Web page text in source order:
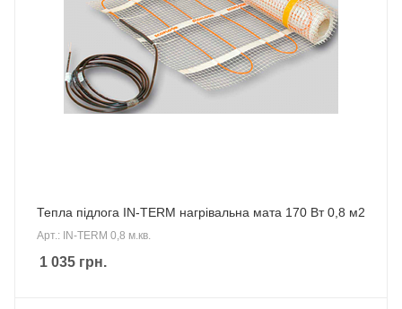
Тепла підлога IN-TERM нагрівальна мата 170 Вт 0,8 м2
Арт.: IN-TERM 0,8 м.кв.
1 035 грн.